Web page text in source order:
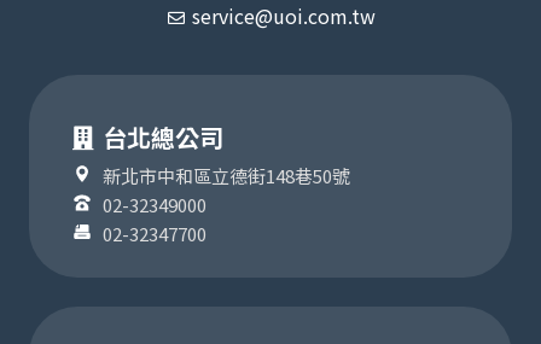
service@uoi.com.tw
台北總公司
新北市中和區立德街148巷50號
02-32349000
02-32347700